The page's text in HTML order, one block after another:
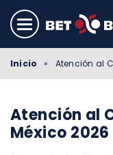
Inicio » Atención al
Atención al
México 2026